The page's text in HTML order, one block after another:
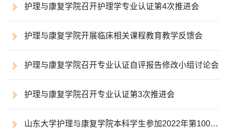
护理与康复学院召开护理学专业认证第4次推进会
护理与康复学院开展临床相关课程教育教学反馈会
护理与康复学院召开专业认证自评报告修改小组讨论会
护理与康复学院召开专业认证第3次推进会
山东大学护理与康复学院本科学生参加2022年第100届